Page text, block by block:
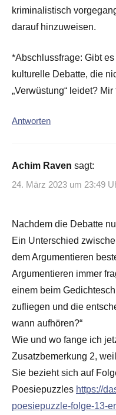
kriminalistisch
darauf hinzuweisen.
*Abschlussfrage: Gibt
kulturelle Debatte, die
„Verwüstung“ leidet?
Antworten
Achim Raven sagt:
24. März 2023 um 23:49
Nachdem die Debatte
Ein Unterschied
dem Argumentieren
Argumentieren immer
einem beim
zufliegen und die
wann aufhören?“
Wie und wo fange ich
Zusatzbemerkung 2,
Sie bezieht sich auf
Poesiepuzzles https://
poesiepuzzle-folge-13-